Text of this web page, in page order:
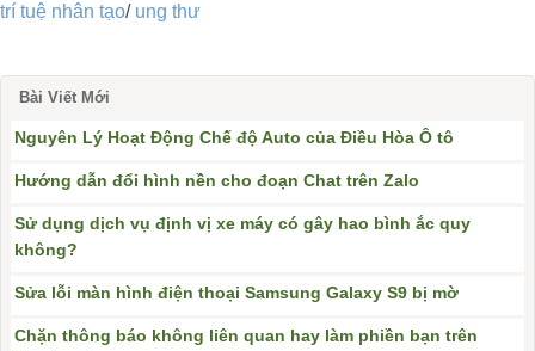
trí tuệ nhân tạo/ ung thư
Bài Viết Mới
Nguyên Lý Hoạt Động Chế độ Auto của Điều Hòa Ô tô
Hướng dẫn đổi hình nền cho đoạn Chat trên Zalo
Sử dụng dịch vụ định vị xe máy có gây hao bình ắc quy
không?
Sửa lỗi màn hình điện thoại Samsung Galaxy S9 bị mờ
Chặn thông báo không liên quan hay làm phiền bạn trên